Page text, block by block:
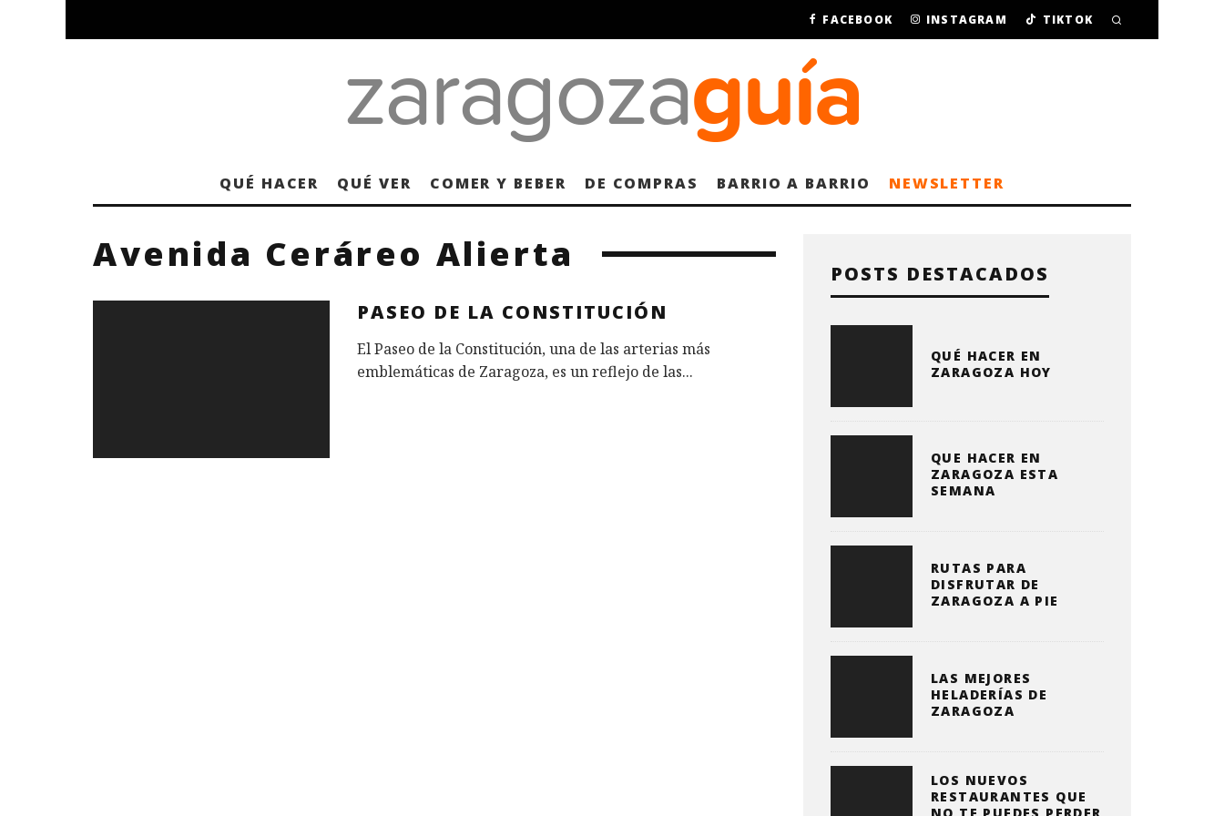
FACEBOOK INSTAGRAM TIKTOK
QUÉ HACER QUÉ VER COMER Y BEBER DE COMPRAS BARRIO A BARRIO NEWSLETTER
Avenida Ceráreo Alierta
PASEO DE LA CONSTITUCIÓN
El Paseo de la Constitución, una de las arterias más
emblemáticas de Zaragoza, es un reflejo de las...
POSTS DESTACADOS
QUÉ HACER EN
ZARAGOZA HOY
QUE HACER EN
ZARAGOZA ESTA
SEMANA
RUTAS PARA
DISFRUTAR DE
ZARAGOZA A PIE
LAS MEJORES
HELADERÍAS DE
ZARAGOZA
LOS NUEVOS
RESTAURANTES QUE
NO TE PUEDES PERDER